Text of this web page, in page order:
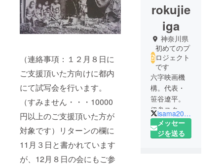
（連絡事項：１２月８日に
ご支援頂いた方向けに都内
にて試写会を行います。
（すみません・・・10000
円以上のご支援頂いた方が
対象です）リターンの欄に
11月３日と書かれています
が、12月８日の会にもご参
rokujie
iga
神奈川県
初めてのプ
ロジェクト
です
六字映画機
構。代表・
笹谷遼平。
伊参スタジ
オ映画祭
2018シナリ
isama2018gold
メッセー
ジを送る